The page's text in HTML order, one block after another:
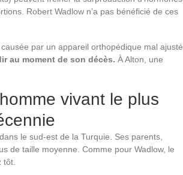
Robert Wadlow n’a pas bénéficié de ces
par un appareil orthopédique mal ajusté
au moment de son décès. À Alton, une
vivant le plus
le sud-est de la Turquie. Ses parents,
de taille moyenne. Comme pour Wadlow, le
tôt.